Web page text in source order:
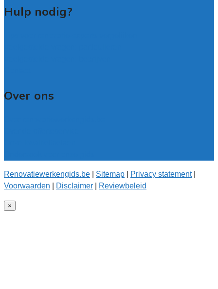
Hulp nodig?
Over ons
Renovatiewerkengids.be Sitemap Privacy statement|
Voorwaarden
Disclaimer Reviewbeleid
×